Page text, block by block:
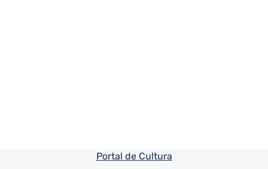
Pie de pagina información
Portal de Cultura